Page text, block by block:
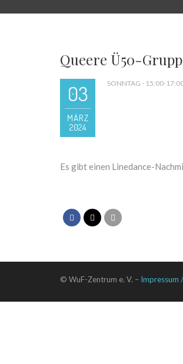
Queere Ü50-
03
MÄRZ
2024
SONNTAG - 15:00-
Es gibt einen Linedance-
© WuF-Zentrum e. V. – Impressum